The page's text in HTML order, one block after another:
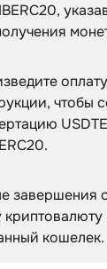
чтобы
завершения
кошелек.